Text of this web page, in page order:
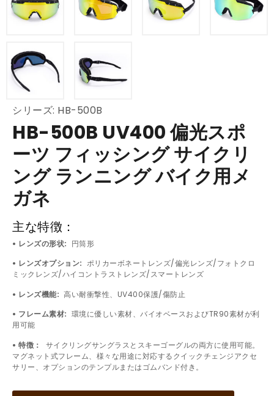
シリーズ: HB-500B
HB-500B UV400 偏光スポ
ーツ フィッシング サイクリ
ング ランニング バイク用メ
ガネ
主な特徴：
• レンズの形状: 円筒形
• レンズオプション: ポリカーボネートレンズ/偏光レンズ/フォトクロ
ミックレンズ/ハイコントラストレンズ/スマートレンズ
• レンズ機能: 高い耐衝撃性、UV400保護/傷防止
• フレーム素材: 環境に優しい素材、バイオベースおよびTR90素材が利
用可能
• 特徴： サイクリングサングラスとスキーゴーグルの両方に使用可能。
マグネット式フレーム、様々な用途に対応するクイックチェンジアクセ
サリー、オプションのテンプルまたはゴムバンド付き。